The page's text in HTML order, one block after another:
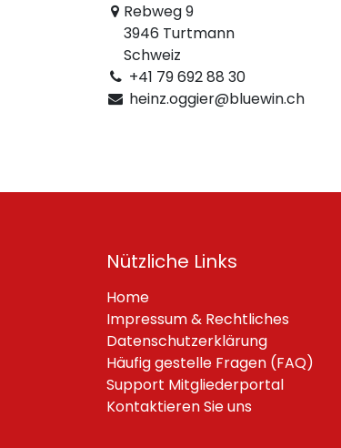
Rebweg 9
3946 Turtmann
Schweiz
+41 79 692 88 30
heinz.oggier@bluewin.ch
Nützliche Links
Home
Impressum & Rechtliches
Datenschutzerklärung
Häufig gestelle Fragen (FAQ)
Support Mitgliederportal
Kontaktieren Sie uns